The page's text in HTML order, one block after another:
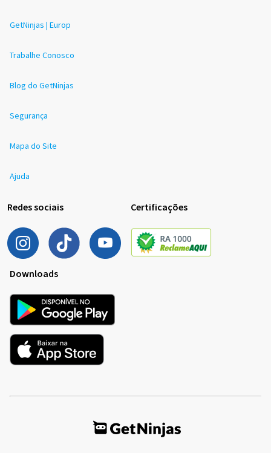
GetNinjas | Europ
Trabalhe Conosco
Blog do GetNinjas
Segurança
Mapa do Site
Ajuda
Redes sociais Certificações
Downloads